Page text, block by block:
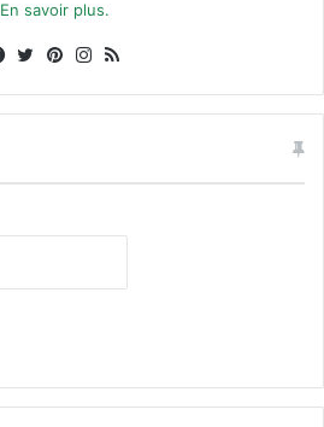
En savoir plus.
Facebook
X PinterestInstagram